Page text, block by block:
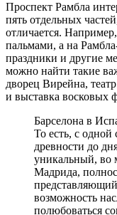
Проспект Рамбла
пять отдельных
отличается.
пальмами, а на
праздники и другие
можно найти такие
дворец Вирейна,
и выставка восковых
Барселона в Испании, это как Венеция в Италии.
То есть, с
древности до
уникальный, во
Мадрида,
возможность
полюбоваться